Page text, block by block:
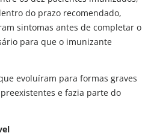
do prazo recomendado,
sintomas antes de completar o
para que o imunizante
evoluíram para formas graves
e fazia parte do